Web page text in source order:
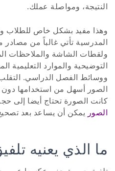
النتيجة، ومواصلة عملك.
وهذا مفيد بشكل خاص للطلاب
المدرسية تأتي غالباً من
ولقطات الشاشة والملاحظات
التوضيحية والموارد التعليمية
ووسائط الفصل الدراسي.
الصور أسهل من استخدامها دون
كانت الصورة تحتاج أيضا إلى
الصور
يمكن أن يساعد بعد تصحيح
ما الذي يعنيه